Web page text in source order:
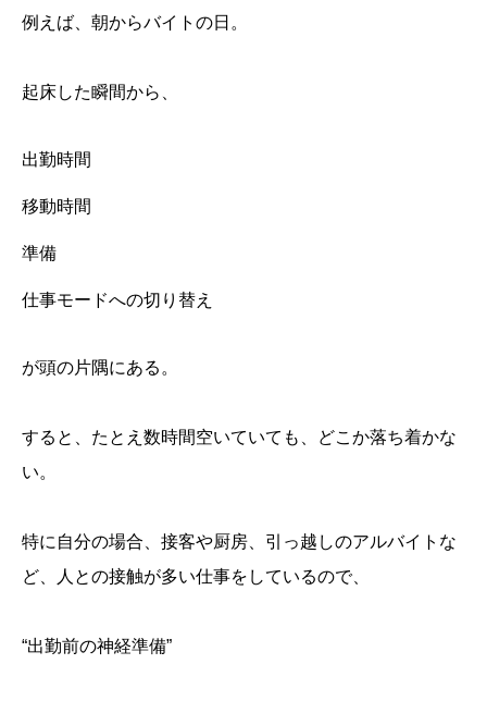
例えば、朝からバイトの日。
起床した瞬間から、
出勤時間
移動時間
準備
仕事モードへの切り替え
が頭の片隅にある。
すると、たとえ数時間空いていても、どこか落ち着かな
い。
特に自分の場合、接客や厨房、引っ越しのアルバイトな
ど、人との接触が多い仕事をしているので、
“出勤前の神経準備”